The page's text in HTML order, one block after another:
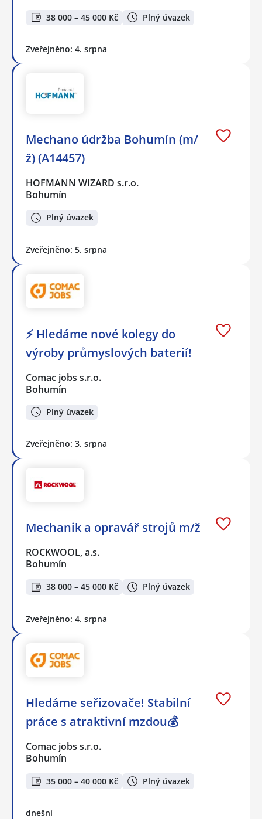
38 000 – 45 000 Kč Plný úvazek
Zveřejněno: 4. srpna
Mechano údržba Bohumín (m/
ž) (A14457)
HOFMANN WIZARD s.r.o.
Bohumín
Plný úvazek
Zveřejněno: 5. srpna
⚡ Hledáme nové kolegy do
výroby průmyslových baterií!
Comac jobs s.r.o.
Bohumín
Plný úvazek
Zveřejněno: 3. srpna
Mechanik a opravář strojů m/ž
ROCKWOOL, a.s.
Bohumín
38 000 – 45 000 Kč Plný úvazek
Zveřejněno: 4. srpna
Hledáme seřizovače! Stabilní
práce s atraktivní mzdou💰
Comac jobs s.r.o.
Bohumín
35 000 – 40 000 Kč Plný úvazek
dnešní